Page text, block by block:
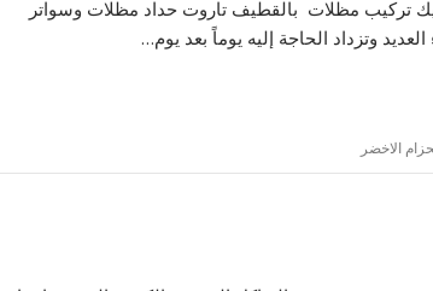
تركيب مظلات بالقطيف تاروت حداد مظلات وسواتر
وتزداد الحاجة إليه يوماً بعد يوم…
الاخضر